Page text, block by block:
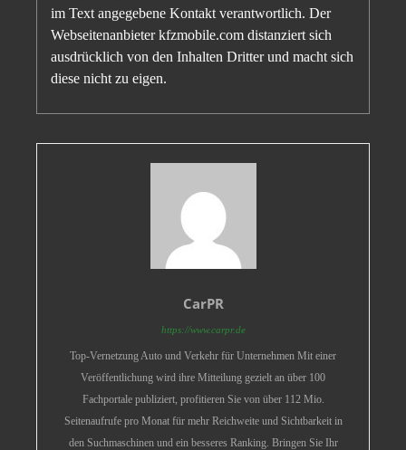
im Text angegebene Kontakt verantwortlich. Der
Webseitenanbieter kfzmobile.com distanziert sich
ausdrücklich von den Inhalten Dritter und macht sich
diese nicht zu eigen.
CarPR
https://www.carpr.de
Top-Vernetzung Auto und Verkehr für Unternehmen Mit einer
Veröffentlichung wird ihre Mitteilung gezielt an über 100
Fachportale publiziert, profitieren Sie von über 112 Mio.
Seitenaufrufe pro Monat für mehr Reichweite und Sichtbarkeit in
den Suchmaschinen und ein besseres Ranking. Bringen Sie Ihr